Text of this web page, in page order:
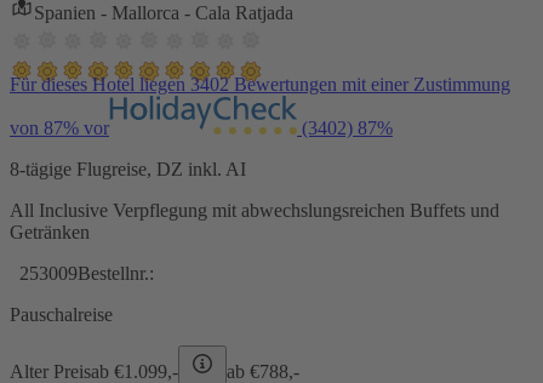
Spanien - Mallorca - Cala Ratjada
Für dieses Hotel liegen 3402 Bewertungen mit einer Zustimmung
von 87% vor (3402) 87%
8-tägige Flugreise, DZ inkl. AI
All Inclusive Verpflegung mit abwechslungsreichen Buffets und
Getränken
253009Bestellnr.:
Pauschalreise
Alter Preisab €1.099,- ab €788,-